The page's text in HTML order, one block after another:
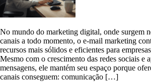
No mundo do marketing digital, onde surgem
canais a todo momento, o e-mail marketing
recursos mais sólidos e eficientes para
Mesmo com o crescimento das redes sociais e
mensagens, ele mantém seu espaço porque
canais conseguem: comunicação […]